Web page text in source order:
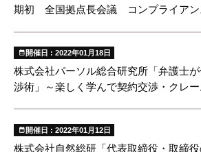
期初 全国拠点長会議 コンプライアン
開催日 : 2022年01月18日
株式会社パーソル総合研究所「弁護士
渉術」～楽しく学んで契約交渉・クレ
開催日 : 2022年01月12日
株式会社自然総研「代表取締役・取締